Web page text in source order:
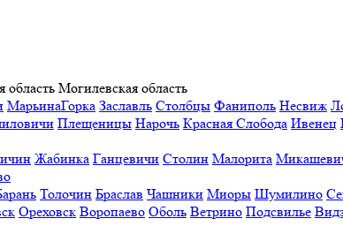
область Могилевская область
МарьинаГорка Заславль Столбцы Фаниполь Несвиж
Плещеницы Нарочь Красная Слобода Ивенец
Жабинка Ганцевичи Столин Малорита
Толочин Браслав Чашники Миоры Шумилино
Ореховск Воропаево Оболь Ветрино Подсвилье